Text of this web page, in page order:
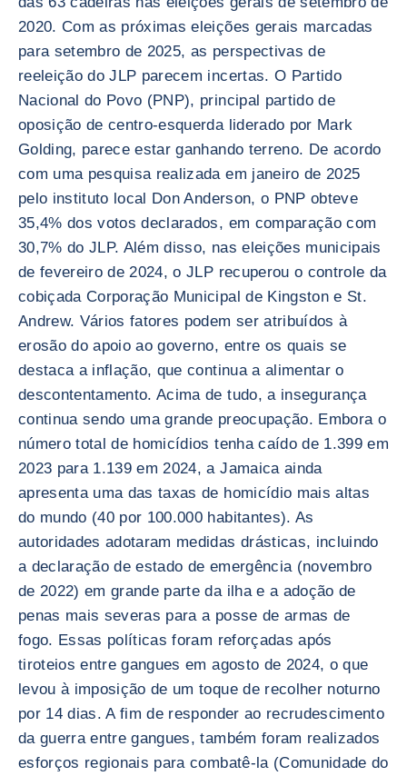
2020. Com as próximas eleições gerais marcadas
para setembro de 2025, as perspectivas de
reeleição do JLP parecem incertas. O Partido
Nacional do Povo (PNP), principal partido de
oposição de centro-esquerda liderado por Mark
Golding, parece estar ganhando terreno. De acordo
com uma pesquisa realizada em janeiro de 2025
pelo instituto local Don Anderson, o PNP obteve
35,4% dos votos declarados, em comparação com
30,7% do JLP. Além disso, nas eleições municipais
de fevereiro de 2024, o JLP recuperou o controle da
cobiçada Corporação Municipal de Kingston e St.
Andrew. Vários fatores podem ser atribuídos à
erosão do apoio ao governo, entre os quais se
destaca a inflação, que continua a alimentar o
descontentamento. Acima de tudo, a insegurança
continua sendo uma grande preocupação. Embora o
número total de homicídios tenha caído de 1.399 em
2023 para 1.139 em 2024, a Jamaica ainda
apresenta uma das taxas de homicídio mais altas
do mundo (40 por 100.000 habitantes). As
autoridades adotaram medidas drásticas, incluindo
a declaração de estado de emergência (novembro
de 2022) em grande parte da ilha e a adoção de
penas mais severas para a posse de armas de
fogo. Essas políticas foram reforçadas após
tiroteios entre gangues em agosto de 2024, o que
levou à imposição de um toque de recolher noturno
por 14 dias. A fim de responder ao recrudescimento
da guerra entre gangues, também foram realizados
esforços regionais para combatê-la (Comunidade do